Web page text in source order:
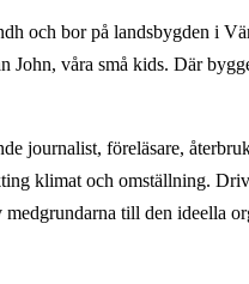
och bor på landsbygden i
John, våra små kids. Där
journalist, föreläsare,
klimat och omställning.
medgrundarna till den ideella